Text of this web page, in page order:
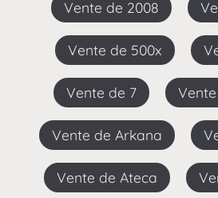
Vente de 2008
Vente de 500x
Vente de 7
Vente de Arkana
Vente de Ateca